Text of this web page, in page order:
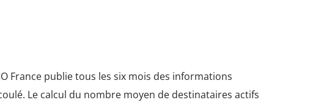
France publie tous les six mois des informations
Le calcul du nombre moyen de destinataires actifs